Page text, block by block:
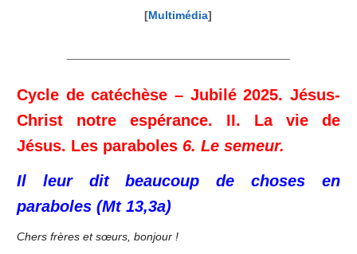
[Multimédia]
Cycle de catéchèse – Jubilé 2025. Jésus-
Christ notre espérance. II. La vie de
Jésus. Les paraboles 6. Le semeur.
Il leur dit beaucoup de choses en
paraboles (Mt 13,3a)
Chers frères et sœurs, bonjour !